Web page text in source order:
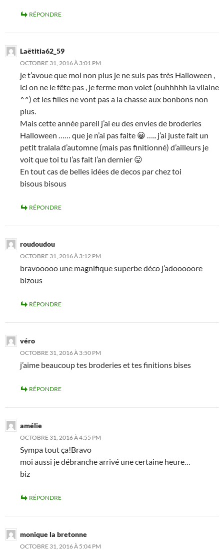
RÉPONDRE
Laëtitia62_59
OCTOBRE 31, 2016 À 3:01 PM
je t’avoue que moi non plus je ne suis pas très Halloween ,
ici on ne le fête pas , je ferme mon volet (ouhhhhh la vilaine
^^) et les filles ne vont pas a la chasse aux bonbons non
plus.
Mais cette année pareil j’ai eu des envies de broderies
Halloween …… que je n’ai pas faite 😀 ….. j’ai juste fait un
petit tralala d’automne (mais pas finitionné) d’ailleurs je
voit que toi tu l’as fait l’an dernier 😛
En tout cas de belles idées de decos par chez toi
bisous bisous
RÉPONDRE
roudoudou
OCTOBRE 31, 2016 À 3:12 PM
bravooooo une magnifique superbe déco j’adooooore
bizous
RÉPONDRE
véro
OCTOBRE 31, 2016 À 3:50 PM
j’aime beaucoup tes broderies et tes finitions bises
RÉPONDRE
amélie
OCTOBRE 31, 2016 À 4:55 PM
Sympa tout ça!Bravo
moi aussi je débranche arrivé une certaine heure…
biz
RÉPONDRE
monique la bretonne
OCTOBRE 31, 2016 À 5:04 PM